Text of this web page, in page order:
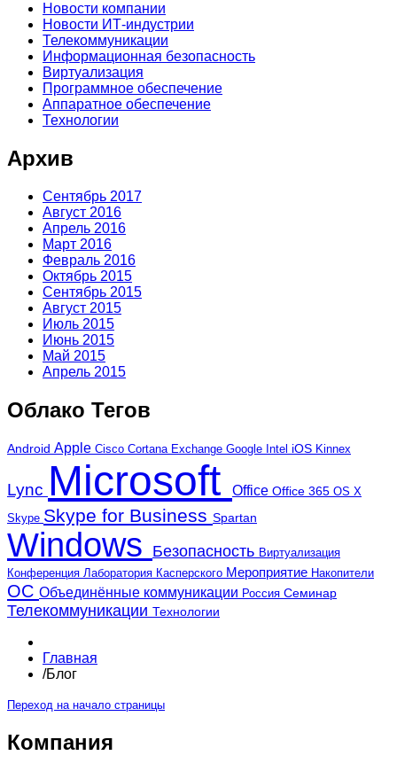
Новости компании
Новости ИТ-индустрии
Телекоммуникации
Информационная безопасность
Виртуализация
Программное обеспечение
Аппаратное обеспечение
Технологии
Архив
Сентябрь 2017
Август 2016
Апрель 2016
Март 2016
Февраль 2016
Октябрь 2015
Сентябрь 2015
Август 2015
Июль 2015
Июнь 2015
Май 2015
Апрель 2015
Облако Тегов
Android Apple Cisco Cortana Exchange Google Intel iOS Kinnex
Lync Microsoft Office Office 365 OS X
Skype Skype for Business Spartan
Windows Безопасность Виртуализация
Конференция Лаборатория Касперского Мероприятие Накопители
ОС Объединённые коммуникации Россия Семинар
Телекоммуникации Технологии
Главная
/Блог
Переход на начало страницы
Компания